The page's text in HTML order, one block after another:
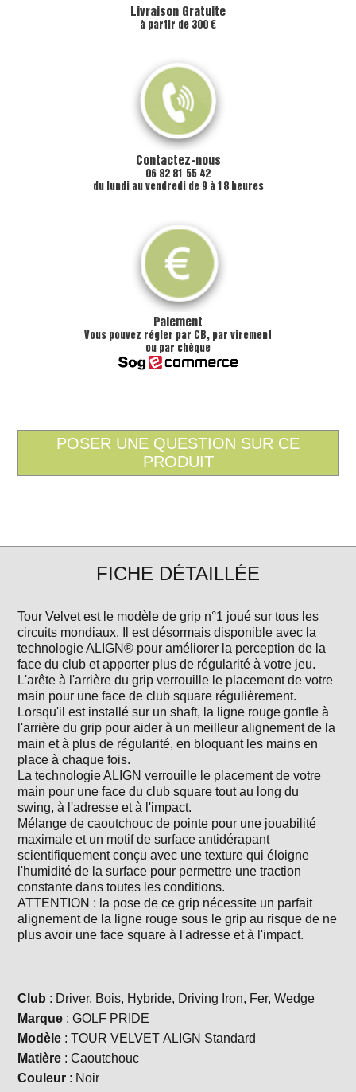
Livraison Gratuite
à partir de 300 €
Contactez-nous
06 82 81 55 42
du lundi au vendredi de 9 à 18 heures
Paiement
Vous pouvez régler par CB, par virement
ou par chèque
FICHE DÉTAILLÉE
Tour Velvet est le modèle de grip n°1 joué sur tous les
circuits mondiaux. Il est désormais disponible avec la
technologie ALIGN® pour améliorer la perception de la
face du club et apporter plus de régularité à votre jeu.
L'arête à l'arrière du grip verrouille le placement de votre
main pour une face de club square régulièrement.
Lorsqu'il est installé sur un shaft, la ligne rouge gonfle à
l'arrière du grip pour aider à un meilleur alignement de la
main et à plus de régularité, en bloquant les mains en
place à chaque fois.
La technologie ALIGN verrouille le placement de votre
main pour une face du club square tout au long du
swing, à l'adresse et à l'impact.
Mélange de caoutchouc de pointe pour une jouabilité
maximale et un motif de surface antidérapant
scientifiquement conçu avec une texture qui éloigne
l'humidité de la surface pour permettre une traction
constante dans toutes les conditions.
ATTENTION : la pose de ce grip nécessite un parfait
alignement de la ligne rouge sous le grip au risque de ne
plus avoir une face square à l'adresse et à l'impact.
Club : Driver, Bois, Hybride, Driving Iron, Fer, Wedge
Marque : GOLF PRIDE
Modèle : TOUR VELVET ALIGN Standard
Matière : Caoutchouc
Couleur : Noir